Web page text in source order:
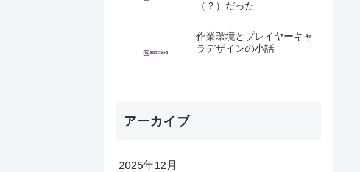
（？）だった
作業環境とプレイヤーキャ
ラデザインの小話
アーカイブ
2025年12月